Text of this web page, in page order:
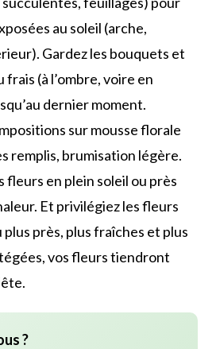
au soleil (arche,
Gardez les bouquets et
(à l’ombre, voire en
dernier moment.
sur mousse florale
remplis, brumisation légère.
fleurs en plein soleil ou près
Et privilégiez les fleurs
plus près, plus fraîches et plus
vos fleurs tiendront
?